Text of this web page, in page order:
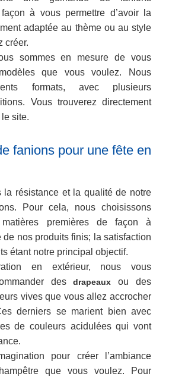
à vous permettre d’avoir la
adaptée au thème ou au style
créer.
sommes en mesure de vous
que vous voulez. Nous
formats, avec plusieurs
Vous trouverez directement
site.
fanions pour une fête en
la résistance et la qualité de notre
Pour cela, nous choisissons
premières de façon à
nos produits finis; la satisfaction
étant notre principal objectif.
en extérieur, nous vous
desdrapeauxou des
vives que vous allez accrocher
derniers se marient bien avec
de couleurs acidulées qui vont
pour créer l’ambiance
que vous voulez. Pour